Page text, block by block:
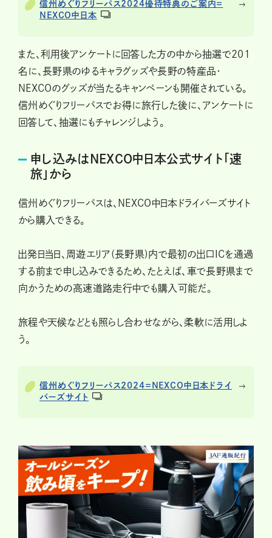
信州めぐりフリーパス2024優待特典のご案内＝
NEXCO中日本
また、利用後アンケートに回答した方の中から抽選で201
名に、長野県のゆるキャラグッズや長野の特産品・
NEXCOのグッズが当たるキャンペーンも開催されている。
信州めぐりフリーパスでお得に旅行した後に、アンケートに
回答して、抽選にもチャレンジしよう。
申し込みはNEXCO中日本公式サイト「速
旅」から
信州めぐりフリーパスは、NEXCO中日本ドライバーズサイト
から購入できる。
出発日当日、周遊エリア(長野県)内で最初の出口ICを通過
する前まで申し込みできるため、たとえば、車で長野県まで
向かうための高速道路走行中でも購入可能だ。
旅程や天候などとも照らし合わせながら、柔軟に活用しよ
う。
信州めぐりフリーパス2024＝NEXCO中日本ドライ
バーズサイト